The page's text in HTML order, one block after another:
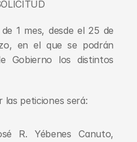
1 mes, desde el 25 de
en el que se podrán
Gobierno los distintos
las peticiones será:
R. Yébenes Canuto,